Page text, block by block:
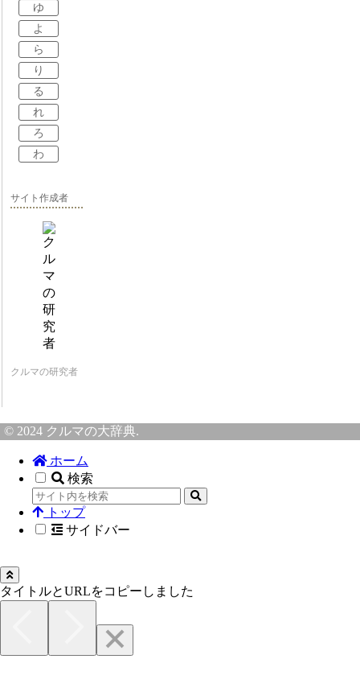
ゆ
よ
ら
り
る
れ
ろ
わ
サイト作成者
クルマの研究者
© 2024 クルマの大辞典.
ホーム
検索
トップ
サイドバー
タイトルとURLをコピーしました